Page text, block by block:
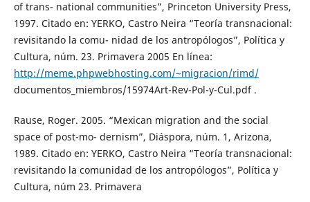
of trans- national communities”, Princeton University Press,
1997. Citado en: YERKO, Castro Neira “Teoría transnacional:
revisitando la comu- nidad de los antropólogos”, Política y
Cultura, núm. 23. Primavera 2005 En línea:
http://meme.phpwebhosting.com/~migracion/rimd/
documentos_miembros/15974Art-Rev-Pol-y-Cul.pdf .
Rause, Roger. 2005. “Mexican migration and the social
space of post-mo- dernism”, Diáspora, núm. 1, Arizona,
1989. Citado en: YERKO, Castro Neira “Teoría transnacional:
revisitando la comunidad de los antropólogos”, Política y
Cultura, núm 23. Primavera